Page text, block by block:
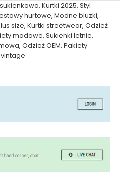
, Kurtki 2025, Styl
hurtowe, Modne bluzki,
size, Kurtki streetwear, Odzież
modowe, Sukienki letnie,
, Odzież OEM, Pakiety